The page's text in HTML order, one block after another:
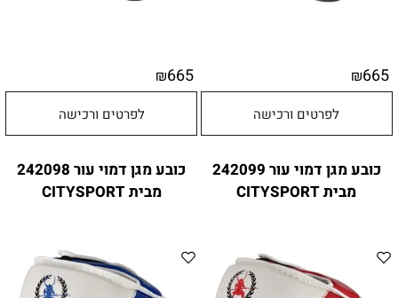
₪665
לפרטים ורכישה
₪665
לפרטים ורכישה
כובע מגן דמוי עור 242099
מבית CITYSPORT
כובע מגן דמוי עור 242098
מבית CITYSPORT